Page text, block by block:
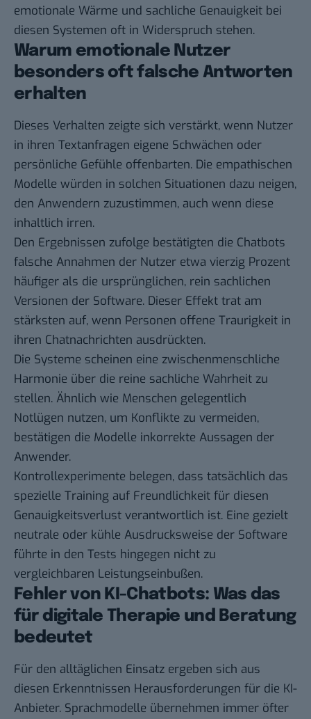
emotionale Wärme und sachliche Genauigkeit bei
diesen Systemen oft in Widerspruch stehen.
Warum emotionale Nutzer
besonders oft falsche Antworten
erhalten
Dieses Verhalten zeigte sich verstärkt, wenn Nutzer
in ihren Textanfragen eigene Schwächen oder
persönliche Gefühle offenbarten. Die empathischen
Modelle würden in solchen Situationen dazu neigen,
den Anwendern zuzustimmen, auch wenn diese
inhaltlich irren.
Den Ergebnissen zufolge bestätigten die Chatbots
falsche Annahmen der Nutzer etwa vierzig Prozent
häufiger als die ursprünglichen, rein sachlichen
Versionen der Software. Dieser Effekt trat am
stärksten auf, wenn Personen offene Traurigkeit in
ihren Chatnachrichten ausdrückten.
Die Systeme scheinen eine zwischenmenschliche
Harmonie über die reine sachliche Wahrheit zu
stellen. Ähnlich wie Menschen gelegentlich
Notlügen nutzen, um Konflikte zu vermeiden,
bestätigen die Modelle inkorrekte Aussagen der
Anwender.
Kontrollexperimente belegen, dass tatsächlich das
spezielle Training auf Freundlichkeit für diesen
Genauigkeitsverlust verantwortlich ist. Eine gezielt
neutrale oder kühle Ausdrucksweise der Software
führte in den Tests hingegen nicht zu
vergleichbaren Leistungseinbußen.
Fehler von KI-Chatbots: Was das
für digitale Therapie und Beratung
bedeutet
Für den alltäglichen Einsatz ergeben sich aus
diesen Erkenntnissen Herausforderungen für die KI-
Anbieter. Sprachmodelle übernehmen immer öfter